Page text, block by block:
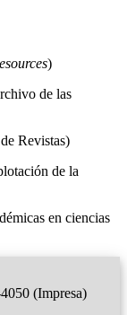
)
de las
Revistas)
de la
en ciencias
(Impresa)